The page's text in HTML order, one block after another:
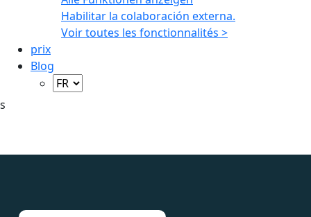
Habilitar la colaboración externa.
Voir toutes les fonctionnalités >
prix
Blog
s